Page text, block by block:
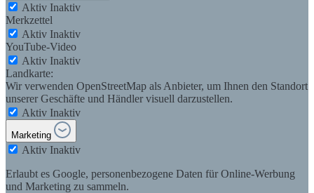
Aktiv Inaktiv
Merkzettel
Aktiv Inaktiv
YouTube-Video
Aktiv Inaktiv
Landkarte:
Wir verwenden OpenStreetMap als Anbieter, um Ihnen den Standort
unserer Geschäfte und Händler visuell darzustellen.
Aktiv Inaktiv
Marketing
Aktiv Inaktiv
Erlaubt es Google, personenbezogene Daten für Online-Werbung
und Marketing zu sammeln.